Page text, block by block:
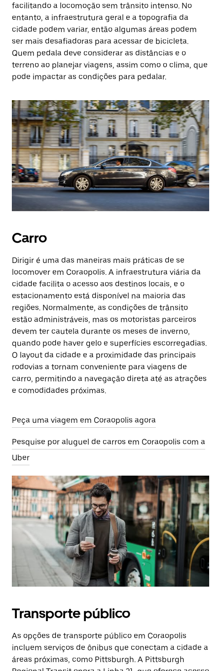
facilitando a locomoção sem trânsito intenso. No
entanto, a infraestrutura geral e a topografia da
cidade podem variar, então algumas áreas podem
ser mais desafiadoras para acessar de bicicleta.
Quem pedala deve considerar as distâncias e o
terreno ao planejar viagens, assim como o clima, que
pode impactar as condições para pedalar.
Carro
Dirigir é uma das maneiras mais práticas de se
locomover em Coraopolis. A infraestrutura viária da
cidade facilita o acesso aos destinos locais, e o
estacionamento está disponível na maioria das
regiões. Normalmente, as condições de trânsito
estão administráveis, mas os motoristas parceiros
devem ter cautela durante os meses de inverno,
quando pode haver gelo e superfícies escorregadias.
O layout da cidade e a proximidade das principais
rodovias a tornam conveniente para viagens de
carro, permitindo a navegação direta até as atrações
e comodidades próximas.
Peça uma viagem em Coraopolis agora
Pesquise por aluguel de carros em Coraopolis com a
Uber
Transporte público
As opções de transporte público em Coraopolis
incluem serviços de ônibus que conectam a cidade a
áreas próximas, como Pittsburgh. A Pittsburgh